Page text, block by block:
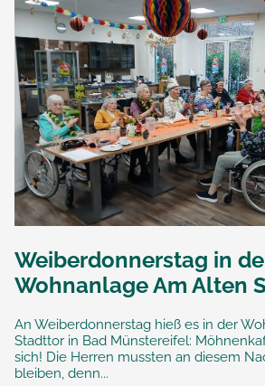
Weiberdonnerstag in
Wohnanlage Am Alten
An Weiberdonnerstag hieß es in der
Stadttor in Bad Münstereifel:
sich! Die Herren mussten an diesem
bleiben, denn...